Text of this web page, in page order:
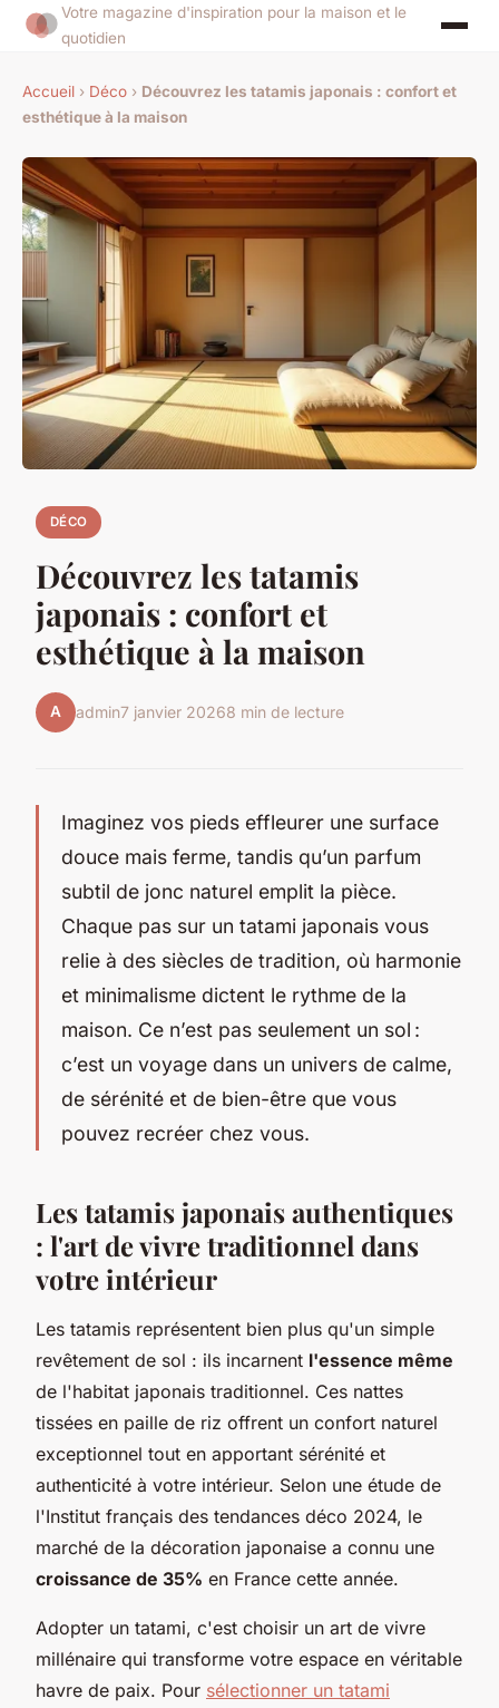
Votre magazine d'inspiration pour la maison et le
quotidien
Accueil › Déco › Découvrez les tatamis japonais : confort et
esthétique à la maison
DÉCO
Découvrez les tatamis
japonais : confort et
esthétique à la maison
A admin7 janvier 20268 min de lecture
Imaginez vos pieds effleurer une surface
douce mais ferme, tandis qu’un parfum
subtil de jonc naturel emplit la pièce.
Chaque pas sur un tatami japonais vous
relie à des siècles de tradition, où harmonie
et minimalisme dictent le rythme de la
maison. Ce n’est pas seulement un sol :
c’est un voyage dans un univers de calme,
de sérénité et de bien-être que vous
pouvez recréer chez vous.
Les tatamis japonais authentiques
: l'art de vivre traditionnel dans
votre intérieur
Les tatamis représentent bien plus qu'un simple
revêtement de sol : ils incarnent l'essence même
de l'habitat japonais traditionnel. Ces nattes
tissées en paille de riz offrent un confort naturel
exceptionnel tout en apportant sérénité et
authenticité à votre intérieur. Selon une étude de
l'Institut français des tendances déco 2024, le
marché de la décoration japonaise a connu une
croissance de 35% en France cette année.
Adopter un tatami, c'est choisir un art de vivre
millénaire qui transforme votre espace en véritable
havre de paix. Pour sélectionner un tatami